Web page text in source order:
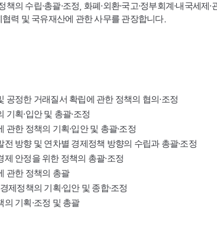
의 수립·총괄·조정, 화폐·외환·국고·정부회계·내국세제·
력 및 국유재산에 관한 사무를 관장합니다.
공정한 거래질서 확립에 관한 정책의 협의·조정
기획·입안 및 총괄·조정
관한 정책의 기획·입안 및 총괄·조정
전 방향 및 연차별 경제정책 방향의 수립과 총괄·조정
제 안정을 위한 정책의 총괄·조정
관한 정책의 총괄
제정책의 기획·입안 및 종합·조정
의 기획·조정 및 총괄